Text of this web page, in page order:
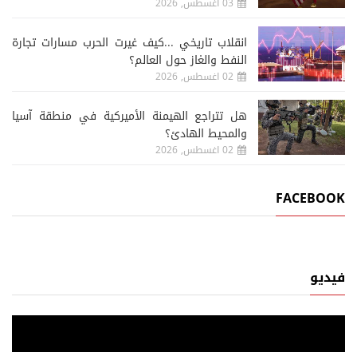
انقلاب تاريخي ...كيف غيرت الحرب مسارات تجارة
النفط والغاز حول العالم؟
02 اغسطس, 2026
هل تتراجع الهيمنة الأميركية في منطقة آسيا
والمحيط الهادئ؟
02 اغسطس, 2026
FACEBOOK
فيديو